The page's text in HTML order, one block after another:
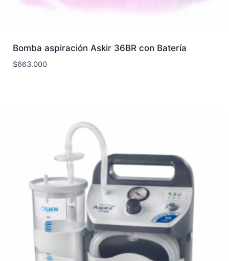
Bomba aspiración Askir 36BR con Batería
$663.000